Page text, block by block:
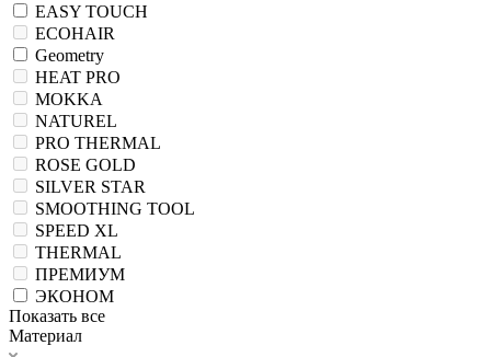
EASY TOUCH
ECOHAIR
Geometry
HEAT PRO
MOKKA
NATUREL
PRO THERMAL
ROSE GOLD
SILVER STAR
SMOOTHING TOOL
SPEED XL
THERMAL
ПРЕМИУМ
ЭКОНОМ
Показать все
Материал